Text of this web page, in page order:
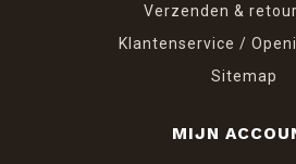
Verzenden &
Klantenservice /
Sitemap
MIJN